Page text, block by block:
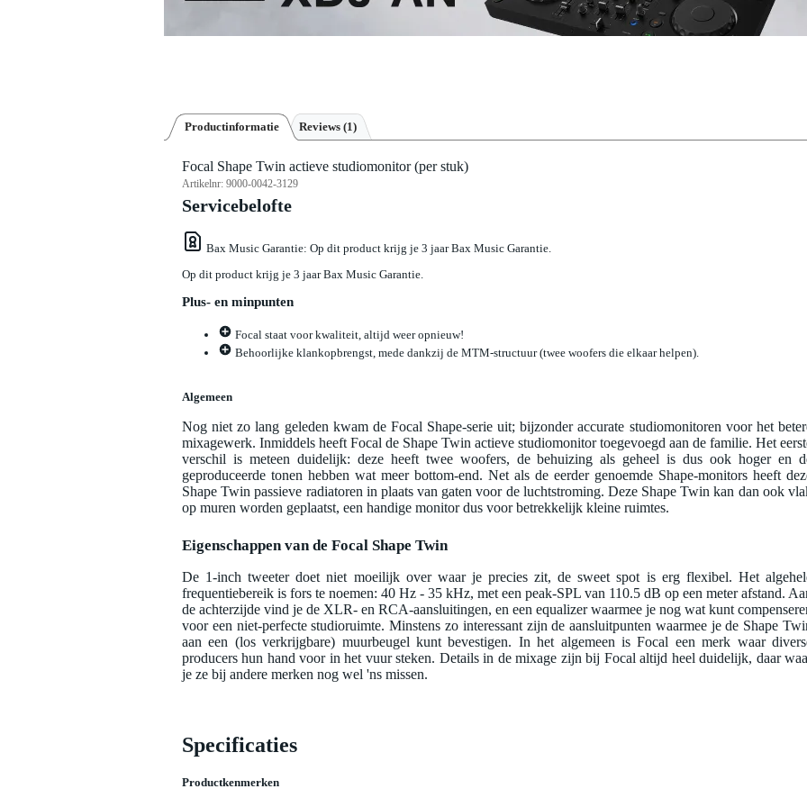
Productinformatie Reviews (1)
Focal Shape Twin actieve studiomonitor (per stuk)
Artikelnr: 9000-0042-3129
Servicebelofte
Bax Music Garantie: Op dit product krijg je 3 jaar Bax Music Garantie.
Op dit product krijg je 3 jaar Bax Music Garantie.
Plus- en minpunten
Focal staat voor kwaliteit, altijd weer opnieuw!
Behoorlijke klankopbrengst, mede dankzij de MTM-structuur (twee woofers die elkaar helpen).
Algemeen
Nog niet zo lang geleden kwam de Focal Shape-serie uit; bijzonder accurate studiomonitoren voor het
mixagewerk. Inmiddels heeft Focal de Shape Twin actieve studiomonitor toegevoegd aan de familie. Het
verschil is meteen duidelijk: deze heeft twee woofers, de behuizing als geheel is dus ook hoger en
geproduceerde tonen hebben wat meer bottom-end. Net als de eerder genoemde Shape-monitors heeft
Shape Twin passieve radiatoren in plaats van gaten voor de luchtstroming. Deze Shape Twin kan dan ook
op muren worden geplaatst, een handige monitor dus voor betrekkelijk kleine ruimtes.
Eigenschappen van de Focal Shape Twin
De 1-inch tweeter doet niet moeilijk over waar je precies zit, de sweet spot is erg flexibel. Het
frequentiebereik is fors te noemen: 40 Hz - 35 kHz, met een peak-SPL van 110.5 dB op een meter afstand.
de achterzijde vind je de XLR- en RCA-aansluitingen, en een equalizer waarmee je nog wat kunt
voor een niet-perfecte studioruimte. Minstens zo interessant zijn de aansluitpunten waarmee je de Shape
aan een (los verkrijgbare) muurbeugel kunt bevestigen. In het algemeen is Focal een merk waar
producers hun hand voor in het vuur steken. Details in de mixage zijn bij Focal altijd heel duidelijk, daar
je ze bij andere merken nog wel 'ns missen.
Specificaties
Productkenmerken